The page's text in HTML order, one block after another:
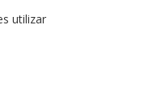
utilizar